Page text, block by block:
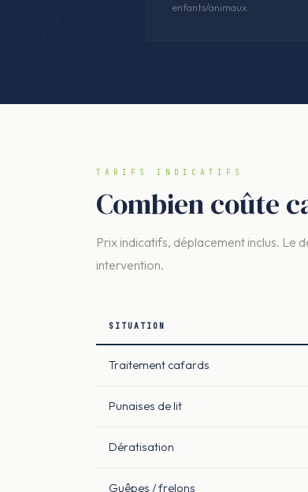
enfants/animaux.
TARIFS INDICATIFS
Combien coûte
Prix indicatifs, déplacement inclus. Le
intervention.
SITUATION
Traitement cafards
Punaises de lit
Dératisation
Guêpes / frelons